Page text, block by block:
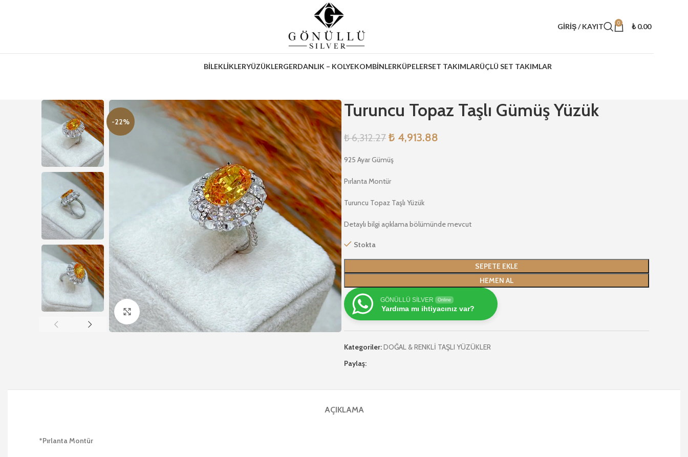
GIRIŞ / KAYIT 0 ₺0.00
BİLEKLİKLERYÜZÜKLERGERDANLIK – KOLYEKOMBİNLERKÜPELERSET TAKIMLARÜÇLÜ SET TAKIMLAR
-22%
Büyütmek için tıklayın
Turuncu Topaz Taşlı Gümüş Yüzük
₺6,312.27 ₺ 4,913.88
925 Ayar Gümüş
Pırlanta Montür
Turuncu Topaz Taşlı Yüzük
Detaylı bilgi açıklama bölümünde mevcut
Stokta
SEPETE EKLE
HEMEN AL
GÖNÜLLÜ SİLVER Online
Yardıma mı ihtiyacınız var?
Kategoriler:DOĞAL & RENKLİ TAŞLI YÜZÜKLER
Paylaş:
AÇIKLAMA
*Pırlanta Montür